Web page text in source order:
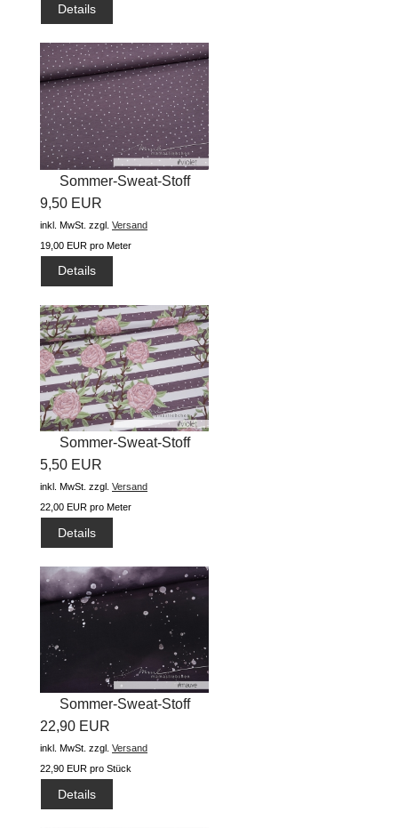
Details
Sommer-Sweat-Stoff
"sweethearts...
9,50 EUR
inkl. MwSt. zzgl. Versand
19,00 EUR pro Meter
Details
Sommer-Sweat-Stoff
"Peonylove...
5,50 EUR
inkl. MwSt. zzgl. Versand
22,00 EUR pro Meter
Details
Sommer-Sweat-Stoff
"prisma flow...
22,90 EUR
inkl. MwSt. zzgl. Versand
22,90 EUR pro Stück
Details